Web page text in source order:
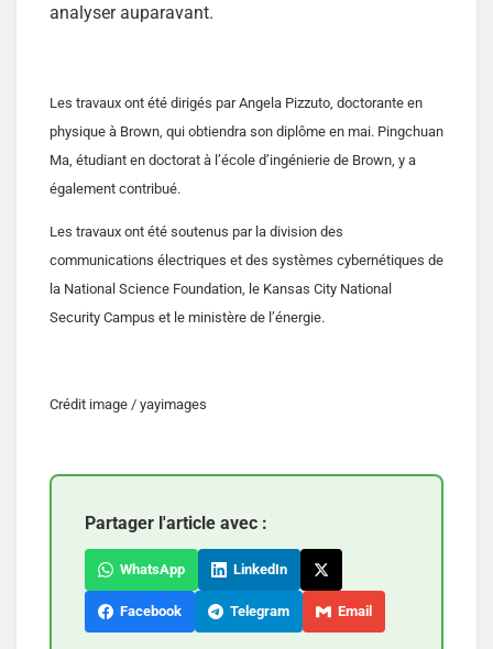
analyser auparavant.
Les travaux ont été dirigés par Angela Pizzuto, doctorante en
physique à Brown, qui obtiendra son diplôme en mai. Pingchuan
Ma, étudiant en doctorat à l’école d’ingénierie de Brown, y a
également contribué.
Les travaux ont été soutenus par la division des
communications électriques et des systèmes cybernétiques de
la National Science Foundation, le Kansas City National
Security Campus et le ministère de l’énergie.
Crédit image / yayimages
Partager l'article avec :
WhatsApp LinkedIn
Facebook Telegram Email